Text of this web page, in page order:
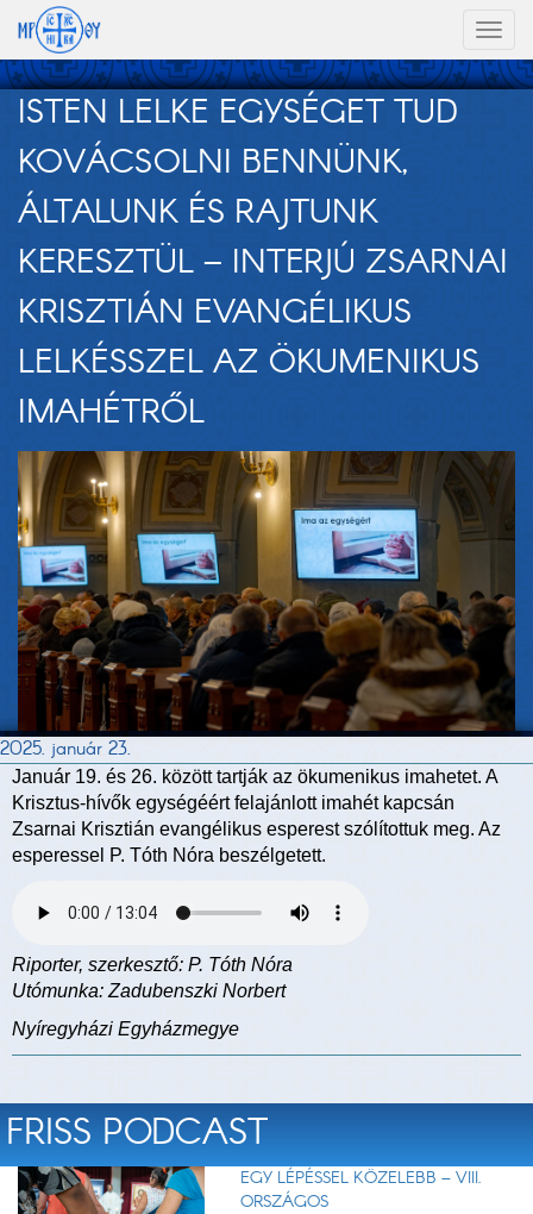
ISTEN LELKE EGYSÉGET TUD
KOVÁCSOLNI BENNÜNK,
ÁLTALUNK ÉS RAJTUNK
KERESZTÜL – INTERJÚ ZSARNAI
KRISZTIÁN EVANGÉLIKUS
LELKÉSSZEL AZ ÖKUMENIKUS
IMAHÉTRŐL
2025. január 23.
Január 19. és 26. között tartják az ökumenikus imahetet. A
Krisztus-hívők egységéért felajánlott imahét kapcsán
Zsarnai Krisztián evangélikus esperest szólítottuk meg. Az
esperessel P. Tóth Nóra beszélgetett.
Riporter, szerkesztő: P. Tóth Nóra
Utómunka: Zadubenszki Norbert
Nyíregyházi Egyházmegye
FRISS PODCAST
EGY LÉPÉSSEL KÖZELEBB – VIII.
ORSZÁGOS